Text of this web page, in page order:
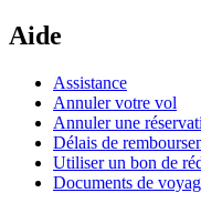
Aide
Assistance
Annuler votre vol
Annuler une
Délais de
Utiliser un bon de
Documents de